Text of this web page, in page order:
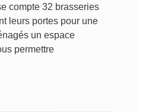
compte 32 brasseries
leurs portes pour une
un espace
permettre